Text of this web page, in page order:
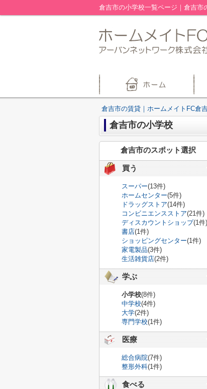
倉吉市の小学校一覧ページ｜倉吉市
倉吉市の賃貸｜ホームメイトFC倉
倉吉市の小学校
倉吉市のスポット選択
買う
スーパー(13件)
ホームセンター(5件)
ドラッグストア(14件)
コンビニエンスストア(21件)
ディスカウントショップ(1件)
書店(1件)
ショッピングセンター(1件)
家電製品(3件)
生活雑貨店(2件)
学ぶ
小学校(8件)
中学校(4件)
大学(2件)
専門学校(1件)
医療
総合病院(7件)
整形外科(1件)
食べる